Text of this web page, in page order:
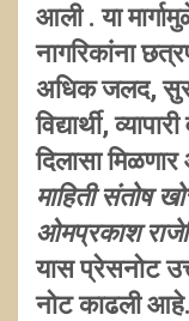
आली . या
नागरिकांना
अधिक जलद,
विद्यार्थी,
दिलासा
माहिती संतोष
ओमप्रकाश
यास प्रेसनोट
नोट काढली